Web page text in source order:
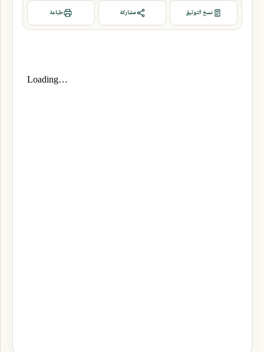
نسخ التوثيق مشاركة طباعة